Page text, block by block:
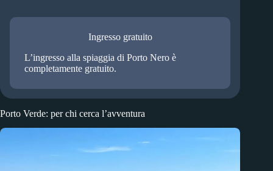
Ingresso gratuito
L’ingresso alla spiaggia di Porto Nero è
completamente gratuito.
Porto Verde: per chi cerca l’avventura